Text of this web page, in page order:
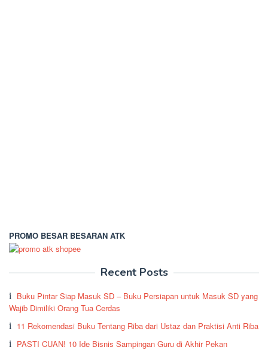
PROMO BESAR BESARAN ATK
Recent Posts
Buku Pintar Siap Masuk SD – Buku Persiapan untuk Masuk SD yang
Wajib Dimiliki Orang Tua Cerdas
11 Rekomendasi Buku Tentang Riba dari Ustaz dan Praktisi Anti Riba
PASTI CUAN! 10 Ide Bisnis Sampingan Guru di Akhir Pekan